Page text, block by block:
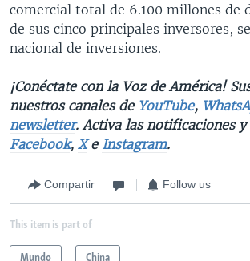
comercial total de 6.100 millones de
de sus cinco principales inversores,
nacional de inversiones.
¡Conéctate con la Voz de América!
nuestros canales deYouTube,
newsletter. Activa las notificaciones y
Facebook, Xe Instagram.
Compartir Follow us
This item is part of
Mundo China